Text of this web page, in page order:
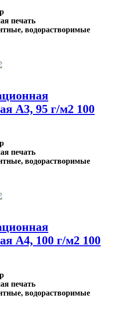
печать
водорастворимые
A3, 95 г/м2 100
печать
водорастворимые
A4, 100 г/м2 100
печать
водорастворимые